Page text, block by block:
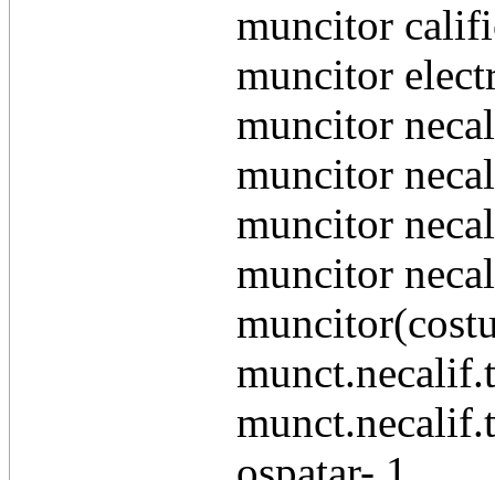
muncitor
muncitor
muncitor
muncitor
muncitor
muncitor